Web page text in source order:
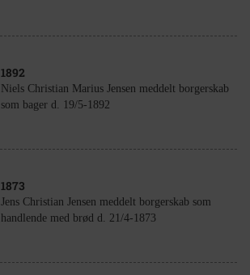
1892
Niels Christian Marius Jensen meddelt borgerskab
som bager d. 19/5-1892
1873
Jens Christian Jensen meddelt borgerskab som
handlende med brød d. 21/4-1873